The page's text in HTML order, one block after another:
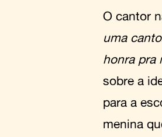
O cantor
uma
honra pra
sobre a
para a
menina